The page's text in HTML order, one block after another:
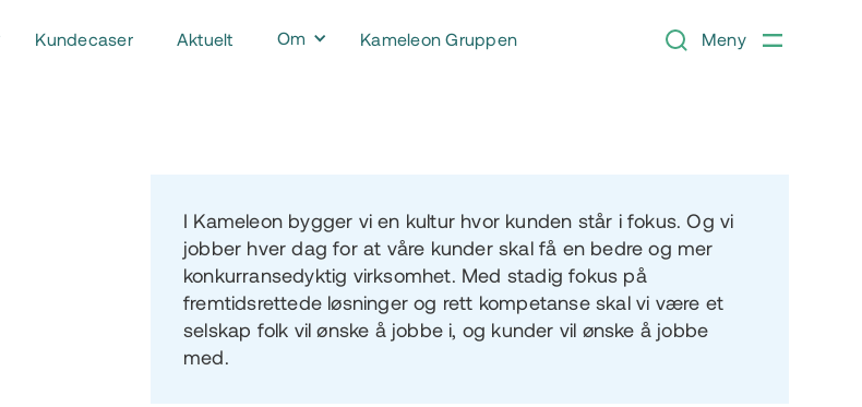
Kundecaser Aktuelt Om Kameleon Gruppen Meny
I Kameleon bygger vi en kultur hvor kunden står i fokus. Og vi
jobber hver dag for at våre kunder skal få en bedre og mer
konkurransedyktig virksomhet. Med stadig fokus på
fremtidsrettede løsninger og rett kompetanse skal vi være et
selskap folk vil ønske å jobbe i, og kunder vil ønske å jobbe
med.